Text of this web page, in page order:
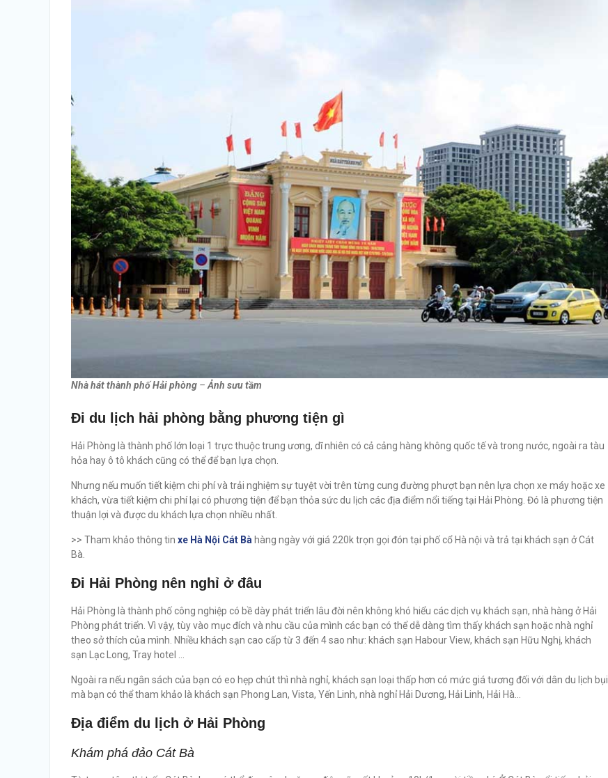
Nhà hát thành phố Hải phòng –Ảnh sưu tầm
Đi du lịch hải phòng bằng phương tiện gì
Hải Phòng là thành phố lớn loại 1 trực thuộc trung ương, dĩ nhiên có cả cảng hàng không quốc tế và trong nước, ngoài ra tàu
hỏa hay ô tô khách cũng có thể để bạn lựa chọn.
Nhưng nếu muốn tiết kiệm chi phí và trải nghiệm sự tuyệt vời trên từng cung đường phượt bạn nên lựa chọn xe máy hoặc xe
khách, vừa tiết kiệm chi phí lại có phương tiện để bạn thỏa sức du lịch các địa điểm nổi tiếng tại Hải Phòng. Đó là phương tiện
thuận lợi và được du khách lựa chọn nhiều nhất.
>> Tham khảo thông tin xe Hà Nội Cát Bà hàng ngày với giá 220k trọn gọi đón tại phố cổ Hà nội và trả tại khách sạn ở Cát
Bà.
Đi Hải Phòng nên nghỉ ở đâu
Hải Phòng là thành phố công nghiệp có bề dày phát triển lâu đời nên không khó hiểu các dịch vụ khách sạn, nhà hàng ở Hải
Phòng phát triển. Vì vậy, tùy vào mục đích và nhu cầu của mình các bạn có thể dễ dàng tìm thấy khách sạn hoặc nhà nghỉ
theo sở thích của mình. Nhiều khách sạn cao cấp từ 3 đến 4 sao như: khách sạn Habour View, khách sạn Hữu Nghị, khách
sạn Lạc Long, Tray hotel …
Ngoài ra nếu ngân sách của bạn có eo hẹp chút thì nhà nghỉ, khách sạn loại thấp hơn có mức giá tương đối với dân du lịch bụi
mà bạn có thể tham khảo là khách sạn Phong Lan, Vista, Yến Linh, nhà nghỉ Hải Dương, Hải Linh, Hải Hà…
Địa điểm du lịch ở Hải Phòng
Khám phá đảo Cát Bà